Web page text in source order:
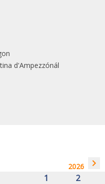
d'Ampezzónál
2026 navigate_next
1
2